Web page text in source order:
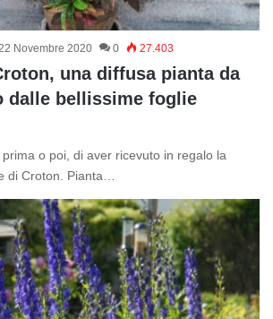
22 Novembre 2020 0 27.403
una diffusa pianta da
dalle bellissime foglie
o poi, di aver ricevuto in regalo la
di Croton. Pianta…